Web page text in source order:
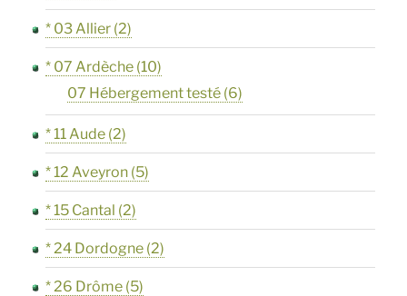
* 03 Allier (2)
* 07 Ardèche (10)
07 Hébergement testé (6)
* 11 Aude (2)
* 12 Aveyron (5)
* 15 Cantal (2)
* 24 Dordogne (2)
* 26 Drôme (5)